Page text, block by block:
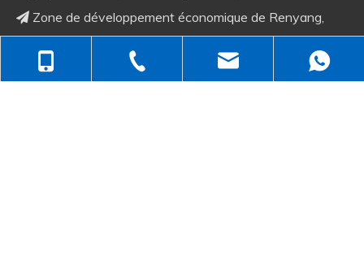
 Zone de développement économique de Renyang,
RÉSEAUX SOCIAUX